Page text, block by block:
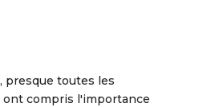
presque toutes les
compris l'importance